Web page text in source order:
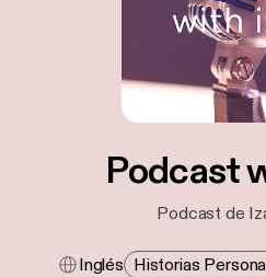
Podcast
Podcast de
Inglés Historias